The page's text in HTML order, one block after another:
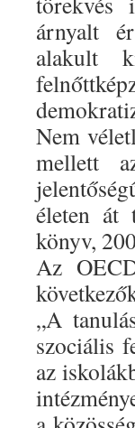
árnyalt
alakult
Nem
mellett
életen át
könyv,
Az
„A
szociális
az